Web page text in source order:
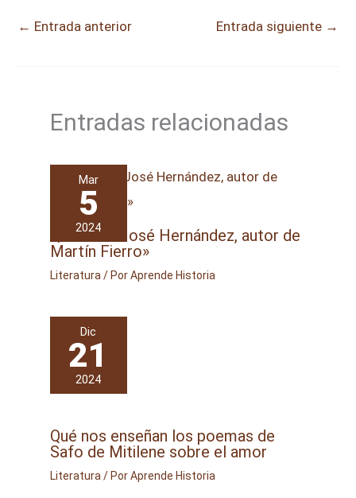
← Entrada anterior Entrada siguiente →
Entradas relacionadas
Mar
5
2024
Quién fue José Hernández, autor de
Martín Fierro»
Literatura / PorAprende Historia
Dic
21
2024
Qué nos enseñan los poemas de
Safo de Mitilene sobre el amor
Literatura / PorAprende Historia